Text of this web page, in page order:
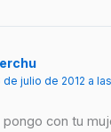
de julio de 2012 a
con tu